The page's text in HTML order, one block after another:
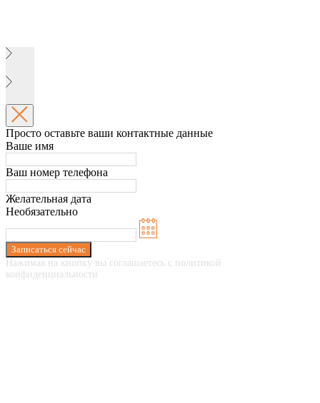
Просто оставьте ваши контактные данные
Ваше имя
Ваш номер телефона
Желательная дата
Необязательно
Записаться сейчас
Нажимая на кнопку вы соглашаетесь с политикой
конфиденциальности